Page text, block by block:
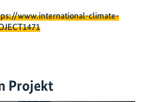
www.international-climate-
Projekt